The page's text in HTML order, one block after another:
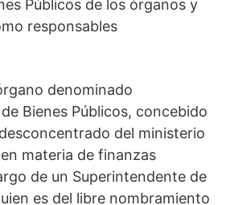
Públicos de los órganos y
responsables
denominado
Bienes Públicos, concebido
del ministerio
materia de finanzas
de un Superintendente de
es del libre nombramiento